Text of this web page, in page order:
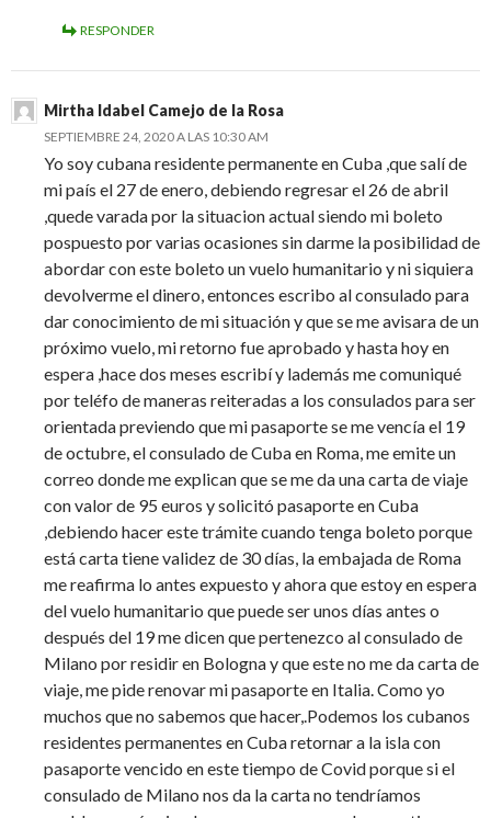
RESPONDER
Mirtha Idabel Camejo de la Rosa
SEPTIEMBRE 24, 2020 A LAS 10:30 AM
Yo soy cubana residente permanente en Cuba ,que salí de
mi país el 27 de enero, debiendo regresar el 26 de abril
,quede varada por la situacion actual siendo mi boleto
pospuesto por varias ocasiones sin darme la posibilidad de
abordar con este boleto un vuelo humanitario y ni siquiera
devolverme el dinero, entonces escribo al consulado para
dar conocimiento de mi situación y que se me avisara de un
próximo vuelo, mi retorno fue aprobado y hasta hoy en
espera ,hace dos meses escribí y lademás me comuniqué
por teléfo de maneras reiteradas a los consulados para ser
orientada previendo que mi pasaporte se me vencía el 19
de octubre, el consulado de Cuba en Roma, me emite un
correo donde me explican que se me da una carta de viaje
con valor de 95 euros y solicitó pasaporte en Cuba
,debiendo hacer este trámite cuando tenga boleto porque
está carta tiene validez de 30 días, la embajada de Roma
me reafirma lo antes expuesto y ahora que estoy en espera
del vuelo humanitario que puede ser unos días antes o
después del 19 me dicen que pertenezco al consulado de
Milano por residir en Bologna y que este no me da carta de
viaje, me pide renovar mi pasaporte en Italia. Como yo
muchos que no sabemos que hacer,.Podemos los cubanos
residentes permanentes en Cuba retornar a la isla con
pasaporte vencido en este tiempo de Covid porque si el
consulado de Milano nos da la carta no tendríamos